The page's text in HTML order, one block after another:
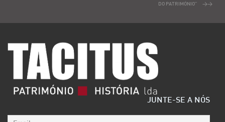
DO PATRIMÓNIO”
JUNTE-SE A NÓS